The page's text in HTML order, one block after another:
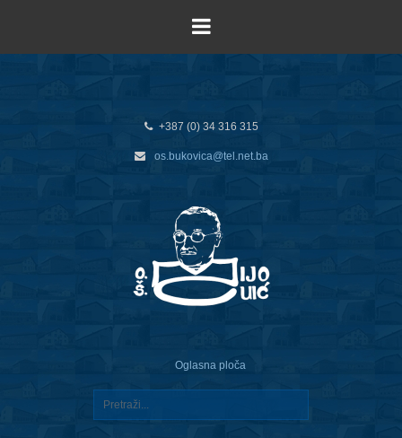
+387 (0) 34 316 315
os.bukovica@tel.net.ba
Oglasna ploča